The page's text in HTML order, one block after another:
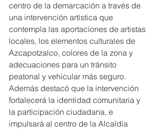
centro de la demarcación a través de
una intervención artística que
contempla las aportaciones de artistas
locales, los elementos culturales de
Azcapotzalco, colores de la zona y
adecuaciones para un tránsito
peatonal y vehicular más seguro.
Además destacó que la intervención
fortalecerá la identidad comunitaria y
la participación ciudadana, e
impulsará al centro de la Alcaldía